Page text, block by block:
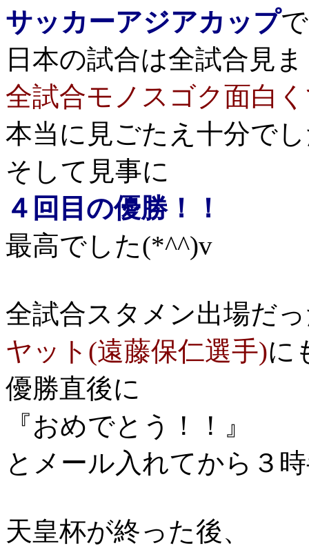
サッカーアジアカップ
日本の試合は全試合見
全試合モノスゴク面白
本当に見ごたえ十分で
そして見事に
４回目の優勝！！
最高でした(*^^)v
全試合スタメン出場だ
ヤット(遠藤保仁選手)に
優勝直後に
『おめでとう！！』
とメール入れてから３
天皇杯が終った後、